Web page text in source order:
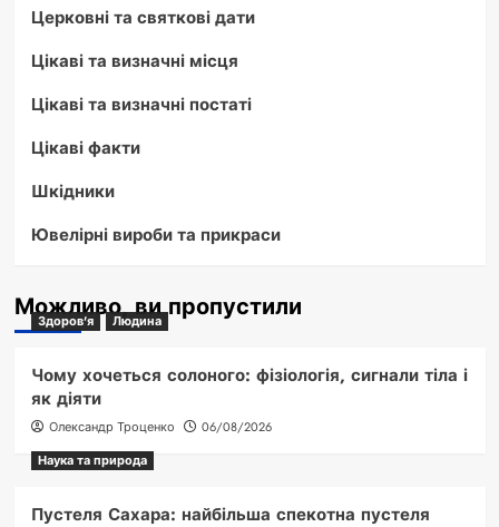
Церковні та святкові дати
Цікаві та визначні місця
Цікаві та визначні постаті
Цікаві факти
Шкідники
Ювелірні вироби та прикраси
Можливо, ви пропустили
Здоров'я Людина
Чому хочеться солоного: фізіологія, сигнали тіла і
як діяти
Олександр Троценко
06/08/2026
Наука та природа
Пустеля Сахара: найбільша спекотна пустеля